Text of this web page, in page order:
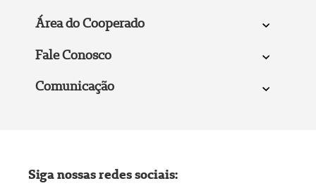
Área do Cooperado
Fale Conosco
Comunicação
Siga nossas redes sociais: